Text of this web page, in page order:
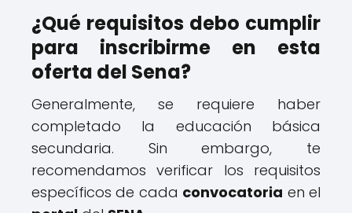
¿Qué requisitos debo cumplir
para inscribirme en esta
oferta del Sena?
Generalmente, se requiere haber
completado la educación básica
secundaria. Sin embargo, te
recomendamos verificar los requisitos
específicos de cada convocatoria en el